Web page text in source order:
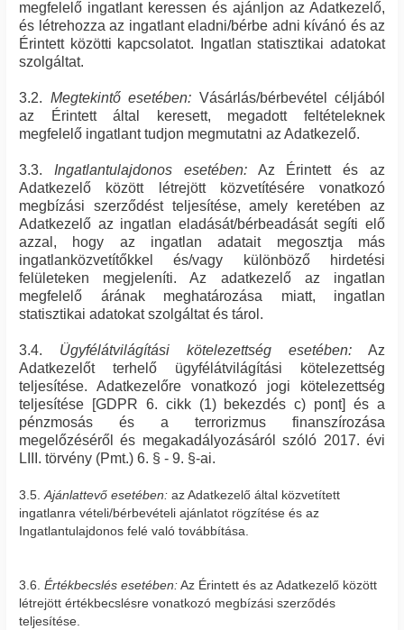
megfelelő ingatlant keressen és ajánljon az Adatkezelő,
és létrehozza az ingatlant eladni/bérbe adni kívánó és az
Érintett közötti kapcsolatot. Ingatlan statisztikai adatokat
szolgáltat.
3.2. Megtekintő esetében: Vásárlás/bérbevétel céljából
az Érintett által keresett, megadott feltételeknek
megfelelő ingatlant tudjon megmutatni az Adatkezelő.
3.3. Ingatlantulajdonos esetében:Az Érintett és az
Adatkezelő között létrejött közvetítésére vonatkozó
megbízási szerződést teljesítése, amely keretében az
Adatkezelő az ingatlan eladását/bérbeadását segíti elő
azzal, hogy az ingatlan adatait megosztja más
ingatlanközvetítőkkel és/vagy különböző hirdetési
felületeken megjeleníti. Az adatkezelő az ingatlan
megfelelő árának meghatározása miatt, ingatlan
statisztikai adatokat szolgáltat és tárol.
3.4. Ügyfélátvilágítási kötelezettség esetében: Az
Adatkezelőt terhelő ügyfélátvilágítási kötelezettség
teljesítése. Adatkezelőre vonatkozó jogi kötelezettség
teljesítése [GDPR 6. cikk (1) bekezdés c) pont] és a
pénzmosás és a terrorizmus finanszírozása
megelőzéséről és megakadályozásáról szóló 2017. évi
LIII. törvény (Pmt.) 6. § - 9. §-ai.
3.5.Ajánlattevő esetében: az Adatkezelő által közvetített
ingatlanra vételi/bérbevételi ajánlatot rögzítése és az
Ingatlantulajdonos felé való továbbítása.
3.6. Értékbecslés esetében:Az Érintett és az Adatkezelő között
létrejött értékbecslésre vonatkozó megbízási szerződés
teljesítése.